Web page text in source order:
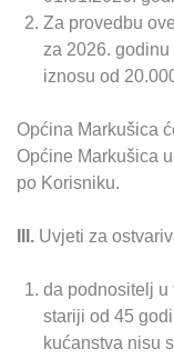
Za provedbu
za 2026.
iznosu od
Općina Markušica
Općine Markušica
po Korisniku.
III. Uvjeti za
da podnositelj u
stariji od 45
kućanstva nisu